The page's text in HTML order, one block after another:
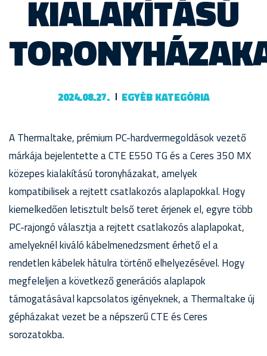
KIALAKÍTÁSÚ
2024.08.27. EGYÉB KATEGÓRIA
A Thermaltake, prémium PC-hardvermegoldások vezető
márkája bejelentette a CTE E550 TG és a Ceres 350 MX
közepes kialakítású toronyházakat, amelyek
kompatibilisek a rejtett csatlakozós alaplapokkal. Hogy
kiemelkedően letisztult belső teret érjenek el, egyre több
PC-rajongó választja a rejtett csatlakozós alaplapokat,
amelyeknél kiváló kábelmenedzsment érhető el a
rendetlen kábelek hátulra történő elhelyezésével. Hogy
megfeleljen a következő generációs alaplapok
támogatásával kapcsolatos igényeknek, a Thermaltake új
gépházakat vezet be a népszerű CTE és Ceres
sorozatokba.